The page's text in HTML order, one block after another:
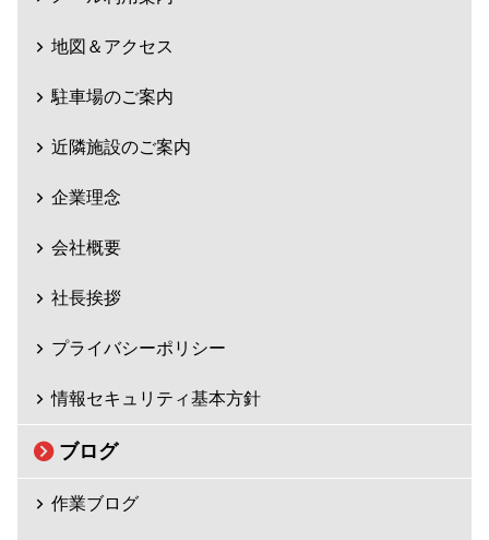
地図＆アクセス
駐車場のご案内
近隣施設のご案内
企業理念
会社概要
社長挨拶
プライバシーポリシー
情報セキュリティ基本方針
ブログ
作業ブログ